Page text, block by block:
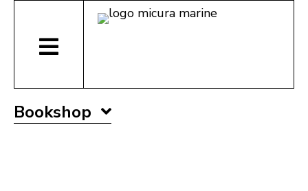
Bookshop